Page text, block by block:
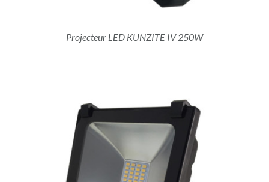
Projecteur LED KUNZITE IV 250W